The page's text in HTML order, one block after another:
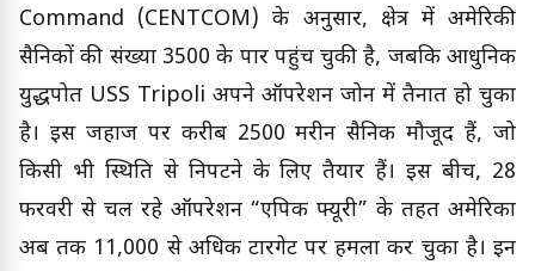
Command (CENTCOM) के अनुसार, क्षेत्र में अमेरिकी
सैनिकों की संख्या 3500 के पार पहुंच चुकी है, जबकि आधुनिक
युद्धपोत USS Tripoli अपने ऑपरेशन जोन में तैनात हो चुका
है। इस जहाज पर करीब 2500 मरीन सैनिक मौजूद हैं, जो
किसी भी स्थिति से निपटने के लिए तैयार हैं। इस बीच, 28
फरवरी से चल रहे ऑपरेशन “एपिक फ्यूरी” के तहत अमेरिका
अब तक 11,000 से अधिक टारगेट पर हमला कर चुका है। इन